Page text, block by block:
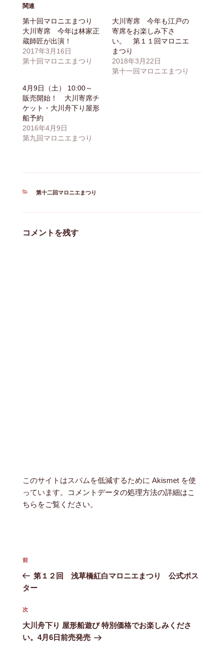
関連
第十回マロニエまつり
大川寄席 今年は林家正
蔵師匠が出演！
2017年3月16日
第十回マロニエまつり
大川寄席 今年も江戸の
寄席をお楽しみ下さ
い。 第１１回マロニエ
まつり
2018年3月22日
第十一回マロニエまつり
4月9日（土） 10:00～
販売開始！ 大川寄席チ
ケット・大川舟下り屋形
船予約
2016年4月9日
第九回マロニエまつり
カ
第十二回マロニエまつり
コメントを残す
このサイトはスパムを低減するために Akismet を使
っています。
コメントデータの処理方法の詳細はこ
ちらをご覧ください。
稿
ナ
ビ
ー
シ
ョ
前
の
投
前
第１２回 浅草橋紅白マロニエまつり 公式ポス
ター
次
の
投
次
大川舟下り 屋形船遊び 特別価格でお楽しみくださ
い。4月6日前売発売